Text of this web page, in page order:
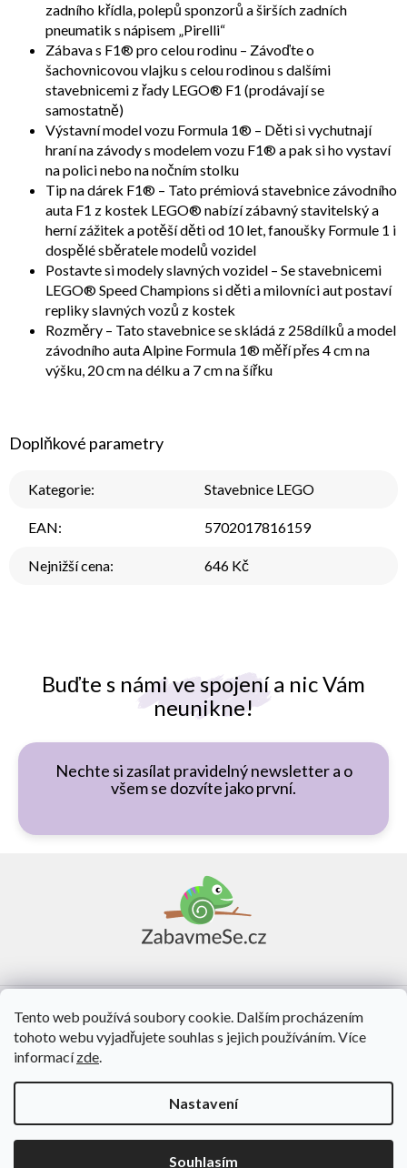
Tento web používá soubory cookie. Dalším procházením
tohoto webu vyjadřujete souhlas s jejich používáním. Více
informacízde.
Nastavení
Souhlasím
Buďte s námi ve spojení a nic Vám
neunikne!
Nechte si zasílat pravidelný newsletter a o
všem se dozvíte jako první.
zadního křídla, polepů sponzorů a širších zadních
pneumatik s nápisem „Pirelli“
Zábava s F1® pro celou rodinu – Závoďte o
šachovnicovou vlajku s celou rodinou s dalšími
stavebnicemi z řady LEGO® F1 (prodávají se
samostatně)
Výstavní model vozu Formula 1® – Děti si vychutnají
hraní na závody s modelem vozu F1® a pak si ho vystaví
na polici nebo na nočním stolku
Tip na dárek F1® – Tato prémiová stavebnice závodního
auta F1 z kostek LEGO® nabízí zábavný stavitelský a
herní zážitek a potěší děti od 10 let, fanoušky Formule 1 i
dospělé sběratele modelů vozidel
Postavte si modely slavných vozidel – Se stavebnicemi
LEGO® Speed Champions si děti a milovníci aut postaví
repliky slavných vozů z kostek
Rozměry – Tato stavebnice se skládá z 258dílků a model
závodního auta Alpine Formula 1® měří přes 4 cm na
výšku, 20 cm na délku a 7 cm na šířku
Doplňkové parametry
Kategorie: Stavebnice LEGO
EAN: 5702017816159
Nejnižší cena: 646 Kč
O nás
Vytvořil Shoptet